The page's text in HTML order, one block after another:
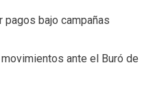
bajo campañas
ante el Buró de